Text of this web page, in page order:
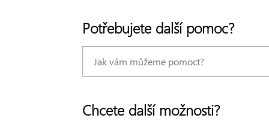
Potřebujete další pomoc?
Chcete další možnosti?